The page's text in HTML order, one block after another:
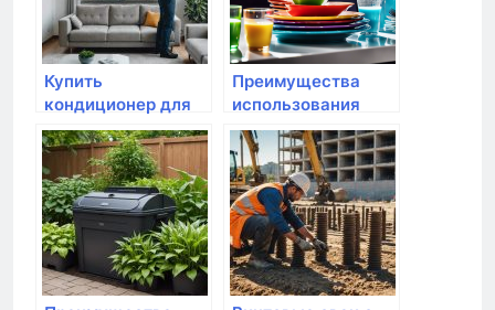
Купить
кондиционер для
дома с установкой
в Алматы: Как
выбрать и не
ошибиться
Преимущества
использования
средств для
посудомоечных
машин